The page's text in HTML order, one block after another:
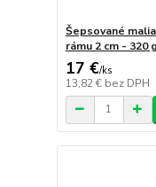
Šepsované
rámu 2 cm - 320
17 €/ks
13,82 € bez DPH